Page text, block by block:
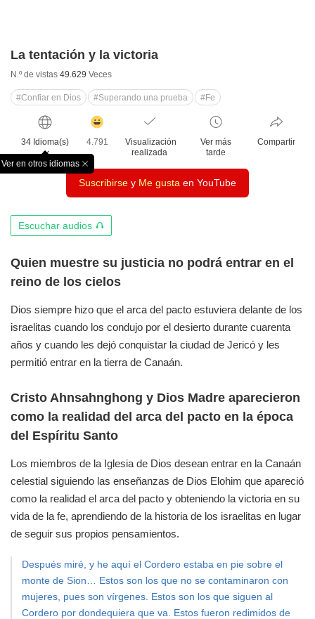
La tentación y la victoria
N.º de vistas 49.629 Veces
#Confiar en Dios #Superando una prueba #Fe
34 Idioma(s)
Ver en otros idiomas
창
닫
기
클
수
4.791
Visualización
realizada
Ver más
tarde
Compartir
Suscribirse y Me gusta en YouTube
오
디
듣
기
Escuchar audios
Quien muestre su justicia no podrá entrar en el
reino de los cielos
Dios siempre hizo que el arca del pacto estuviera delante de los
israelitas cuando los condujo por el desierto durante cuarenta
años y cuando les dejó conquistar la ciudad de Jericó y les
permitió entrar en la tierra de Canaán.
Cristo Ahnsahnghong y Dios Madre aparecieron
como la realidad del arca del pacto en la época
del Espíritu Santo
Los miembros de la Iglesia de Dios desean entrar en la Canaán
celestial siguiendo las enseñanzas de Dios Elohim que apareció
como la realidad el arca del pacto y obteniendo la victoria en su
vida de la fe, aprendiendo de la historia de los israelitas en lugar
de seguir sus propios pensamientos.
Después miré, y he aquí el Cordero estaba en pie sobre el
monte de Sion… Estos son los que no se contaminaron con
mujeres, pues son vírgenes. Estos son los que siguen al
Cordero por dondequiera que va. Estos fueron redimidos de